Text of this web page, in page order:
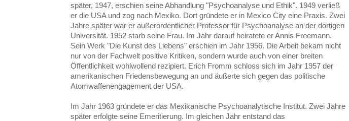
später, 1947, erschien seine Abhandlung "Psychoanalyse und Ethik". 1949 verließ
er die USA und zog nach Mexiko. Dort gründete er in Mexico City eine Praxis. Zwei
Jahre später war er außerordentlicher Professor für Psychoanalyse an der dortigen
Universität. 1952 starb seine Frau. Im Jahr darauf heiratete er Annis Freemann.
Sein Werk "Die Kunst des Liebens" erschien im Jahr 1956. Die Arbeit bekam nicht
nur von der Fachwelt positive Kritiken, sondern wurde auch von einer breiten
Öffentlichkeit wohlwollend rezipiert. Erich Fromm schloss sich im Jahr 1957 der
amerikanischen Friedensbewegung an und äußerte sich gegen das politische
Atomwaffenengagement der USA.
Im Jahr 1963 gründete er das Mexikanische Psychoanalytische Institut. Zwei Jahre
später erfolgte seine Emeritierung. Im gleichen Jahr entstand das